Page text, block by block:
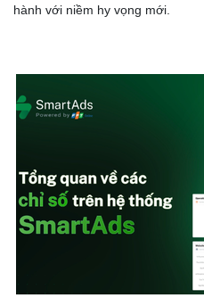
hành với niềm hy vọng mới.